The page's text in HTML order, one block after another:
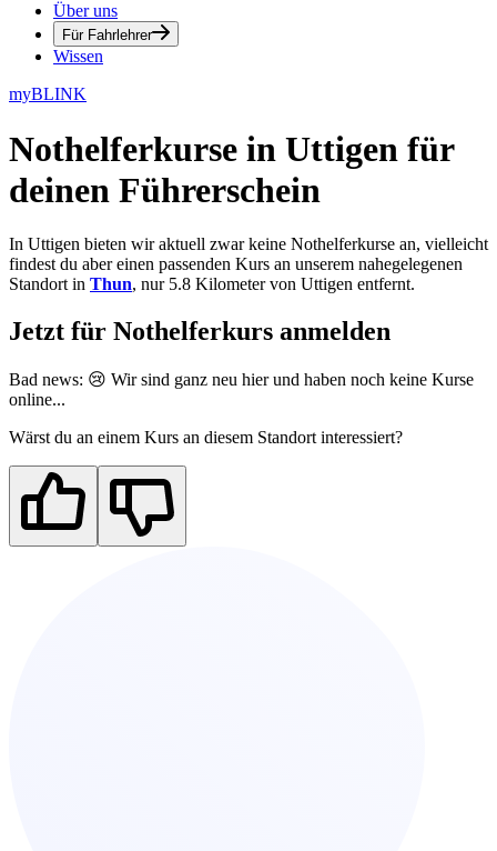
Über uns
Für Fahrlehrer
Wissen
myBLINK
Nothelferkurse in Uttigen für
deinen Führerschein
In Uttigen bieten wir aktuell zwar keine Nothelferkurse an, vielleicht
findest du aber einen passenden Kurs an unserem nahegelegenen
Standort in Thun, nur 5.8 Kilometer von Uttigen entfernt.
Jetzt für Nothelferkurs anmelden
Bad news: 😢 Wir sind ganz neu hierund haben noch keine Kurse
online...
Wärst du an einem Kurs an diesem Standort interessiert?